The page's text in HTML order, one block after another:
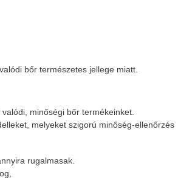
bőr természetes jellege miatt.
minőségi bőr termékeinket.
melyeket szigorú minőség-ellenőrzés
rugalmasak.